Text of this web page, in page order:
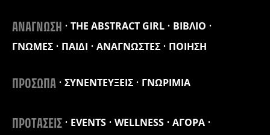
ΑΝΑΓΝΩΣΗ THE ABSTRACT GIRL
ΒΙΒΛΙΟ
ΓΝΩΜΕΣ
ΠΑΙΔΙ ΑΝΑΓΝΩΣΤΕΣ ΠΟΙΗΣΗ
ΠΡΟΣΩΠΑ ΣΥΝΕΝΤΕΥΞΕΙΣ ΓΝΩΡΙΜΙΑ
ΠΡΟΤΑΣΕΙΣ EVENTS WELLNESS
ΑΓΟΡΑ